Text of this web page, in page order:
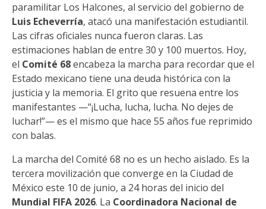
paramilitar Los Halcones, al servicio del gobierno de
Luis Echeverría, atacó una manifestación estudiantil.
Las cifras oficiales nunca fueron claras. Las
estimaciones hablan de entre 30 y 100 muertos. Hoy,
el Comité 68encabeza la marcha para recordar que el
Estado mexicano tiene una deuda histórica con la
justicia y la memoria. El grito que resuena entre los
manifestantes —“¡Lucha, lucha, lucha. No dejes de
luchar!”— es el mismo que hace 55 años fue reprimido
con balas.
La marcha del Comité 68 no es un hecho aislado. Es la
tercera movilización que converge en la Ciudad de
México este 10 de junio, a 24 horas del inicio del
Mundial FIFA 2026. La Coordinadora Nacional de